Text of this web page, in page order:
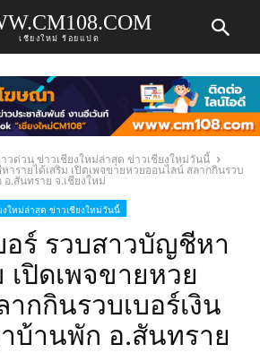
เชียงใหม่ ร้อยแปด
วด่วน ข่าวเชียงใหม่ล่าสุด ข่าวเชียงใหม่วันนี้
ารายได้เสริม เปิดเพจขายหวยออนไลน์ สลากกินรวบ
อ.สันทราย จ.เชียงใหม่
ใหม่ล่าสุด ข่าวเชียงใหม่วันนี้
อร์ รวบสาวบัญชีหา
เปิดเพจขายหวย
กกินรวบเบอร์เงิน
บ้านพัก อ.สันทราย